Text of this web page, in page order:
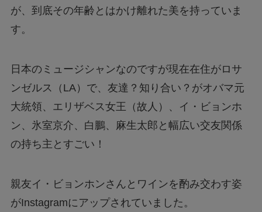
が、到底その年齢とはかけ離れた美を持っていま
す。
日本のミュージシャンなのですが現在在住がロサ
ンゼルス（LA）で、友達？知り合い？がオバマ元
大統領、エリザベス女王（故人）、イ・ビョンホ
ン、氷室京介、白鵬、麻生太郎と幅広い交友関係
の持ち主とすごい！
親友イ・ビョンホンさんとワインを酌み交わす姿
がInstagramにアップされていました。